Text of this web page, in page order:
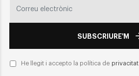
SUBSCRIURE'M
He llegit i accepto la política de privacitat